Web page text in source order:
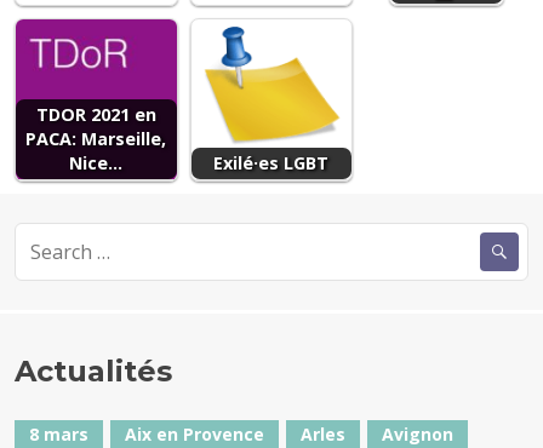
TDOR 2021 en
PACA: Marseille,
Nice...
Exilé·es LGBT
for:
Actualités
8 mars Aix en Provence Arles
Avignon